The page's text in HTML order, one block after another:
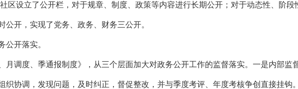
区设立了公开栏，对于规章、制度、政策等内容进行长期公开；对于动态性、阶
公开，实现了党务、政务、财务三公开。
开落实。
月调度、季通报制度》，从三个层面加大对政务公开工作的监督落实。一是内部
织协调，发现问题，及时纠正，督促整改，并与季度考评、年度考核争创直接挂钩